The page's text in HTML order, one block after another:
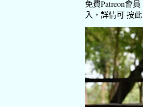
免費Patreon會
入，詳情可 按